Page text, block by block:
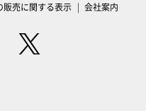
販売に関する表示 会社案内